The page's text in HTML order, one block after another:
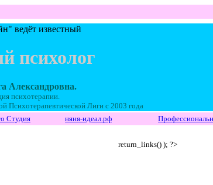
ведёт известный
психолог
Александровна.
психотерапии.
Психотерапевтической Лиги с 2003 года
Студия няня-идеал.рф
return_links() ); ?>